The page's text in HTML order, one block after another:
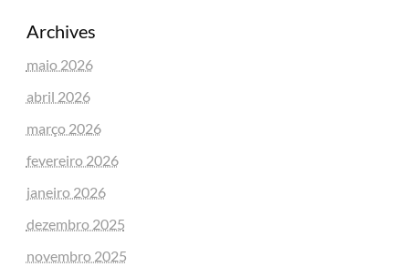
Archives
maio 2026
abril 2026
março 2026
fevereiro 2026
janeiro 2026
dezembro 2025
novembro 2025